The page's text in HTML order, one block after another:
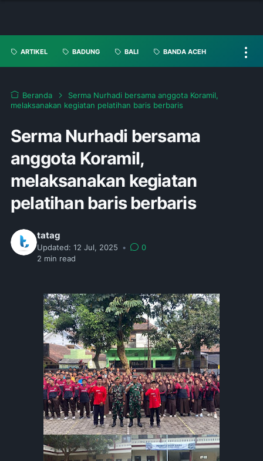
ARTIKEL BADUNG BALI BANDA ACEH
Beranda
Serma Nurhadi bersama anggota Koramil,
melaksanakan kegiatan pelatihan baris berbaris
Serma Nurhadi bersama
anggota Koramil,
melaksanakan kegiatan
pelatihan baris berbaris
tatag
Updated: 12 Jul, 2025 •
0
2 min read